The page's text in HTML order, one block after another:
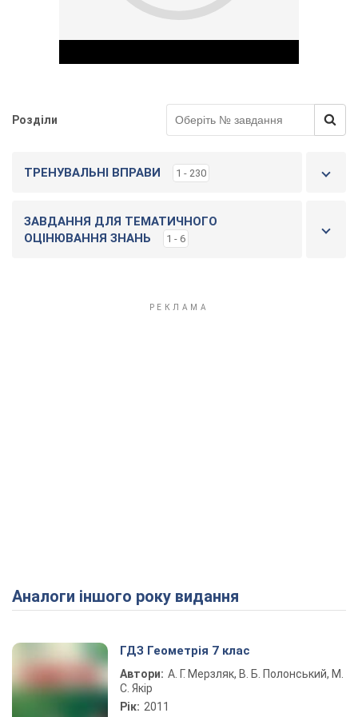
Play Video
Розділи
ТРЕНУВАЛЬНІ ВПРАВИ 1 - 230
ЗАВДАННЯ ДЛЯ ТЕМАТИЧНОГО
ОЦІНЮВАННЯ ЗНАНЬ
1 - 6
Аналоги іншого року видання
ГДЗ Геометрія 7 клас
Автори: А. Г. Мерзляк, В. Б. Полонський, М.
С. Якір
Рік: 2011